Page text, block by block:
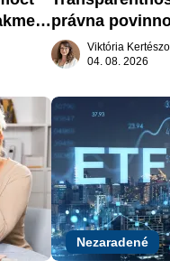
právna
slovenskom
Viktória
04. 08. 2026
Nezaradené